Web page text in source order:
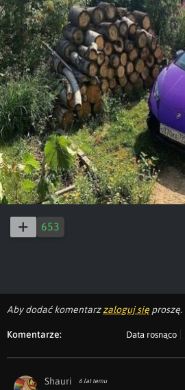
653
Aby dodać komentarzzaloguj się proszę.
Komentarze: Data rosnąco
Shauri 6 lat temu